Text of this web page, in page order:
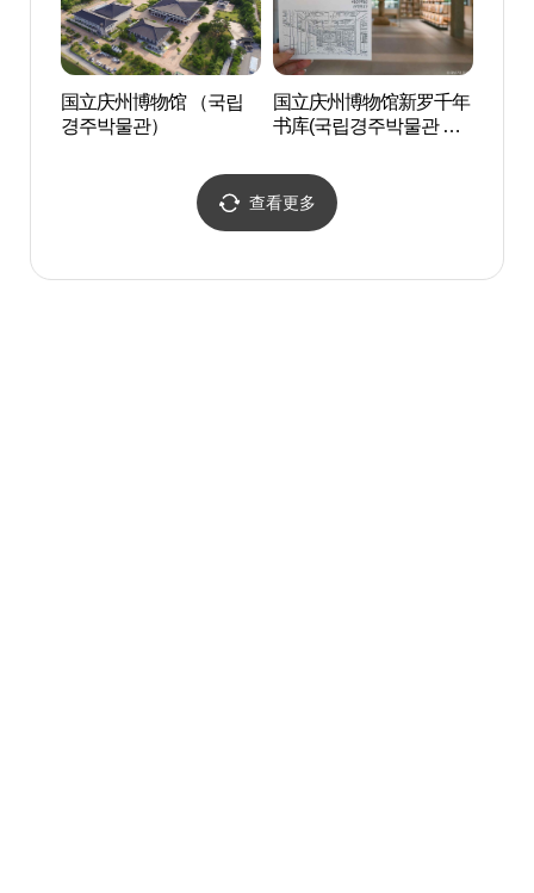
国立庆州博物馆 （국립
경주박물관）
国立庆州博物馆新罗千年
书库(국립경주박물관 신
查看更多